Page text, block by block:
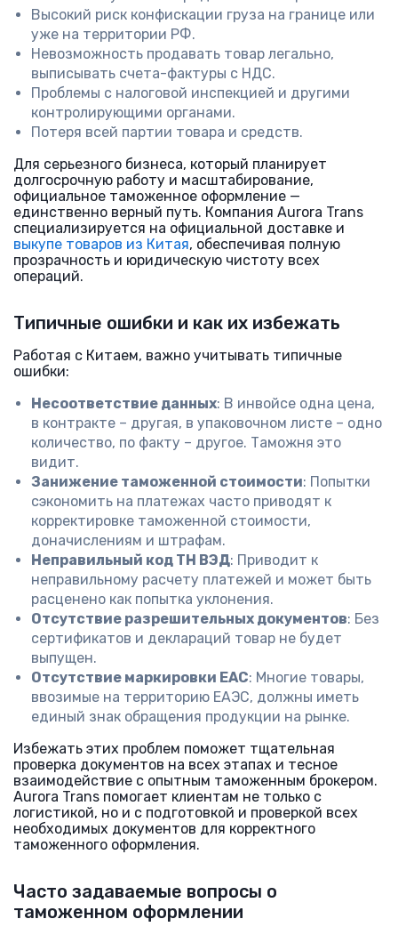
Высокий риск конфискации груза на границе или
уже на территории РФ.
Невозможность продавать товар легально,
выписывать счета-фактуры с НДС.
Проблемы с налоговой инспекцией и другими
контролирующими органами.
Потеря всей партии товара и средств.
Для серьезного бизнеса, который планирует
долгосрочную работу и масштабирование,
официальное таможенное оформление —
единственно верный путь. Компания Aurora Trans
специализируется на официальной доставке и
выкупе товаров из Китая, обеспечивая полную
прозрачность и юридическую чистоту всех
операций.
Типичные ошибки и как их избежать
Работая с Китаем, важно учитывать типичные
ошибки:
Несоответствие данных: В инвойсе одна цена,
в контракте – другая, в упаковочном листе – одно
количество, по факту – другое. Таможня это
видит.
Занижение таможенной стоимости: Попытки
сэкономить на платежах часто приводят к
корректировке таможенной стоимости,
доначислениям и штрафам.
Неправильный код ТН ВЭД: Приводит к
неправильному расчету платежей и может быть
расценено как попытка уклонения.
Отсутствие разрешительных документов: Без
сертификатов и деклараций товар не будет
выпущен.
Отсутствие маркировки ЕАС: Многие товары,
ввозимые на территорию ЕАЭС, должны иметь
единый знак обращения продукции на рынке.
Избежать этих проблем поможет тщательная
проверка документов на всех этапах и тесное
взаимодействие с опытным таможенным брокером.
Aurora Trans помогает клиентам не только с
логистикой, но и с подготовкой и проверкой всех
необходимых документов для корректного
таможенного оформления.
Часто задаваемые вопросы о
таможенном оформлении